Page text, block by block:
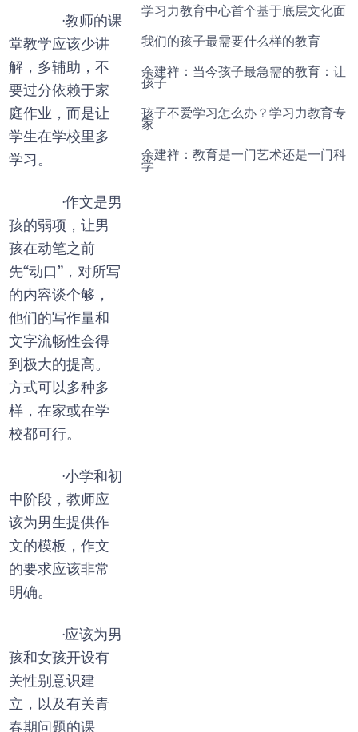
·教师的课
堂教学应该少讲
解，多辅助，不
要过分依赖于家
庭作业，而是让
学生在学校里多
学习。
·作文是男
孩的弱项，让男
孩在动笔之前
先“动口”，对所写
的内容谈个够，
他们的写作量和
文字流畅性会得
到极大的提高。
方式可以多种多
样，在家或在学
校都可行。
·小学和初
中阶段，教师应
该为男生提供作
文的模板，作文
的要求应该非常
明确。
·应该为男
孩和女孩开设有
关性别意识建
立，以及有关青
学习力教育中心首个基于底层文化面
我们的孩子最需要什么样的教育
余建祥：当今孩子最急需的教育：让
孩子
孩子不爱学习怎么办？学习力教育专
家
余建祥：教育是一门艺术还是一门科
学